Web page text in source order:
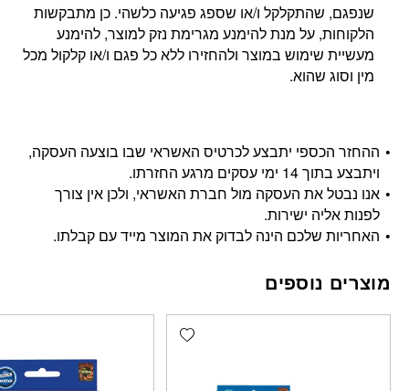
שנפגם, שהתקלקל ו/או שספג פגיעה כלשהי. כן מתבקשות
הלקוחות, על מנת להימנע מגרימת נזק למוצר, להימנע
מעשיית שימוש במוצר ולהחזירו ללא כל פגם ו/או קלקול מכל
מין וסוג שהוא.
ההחזר הכספי יתבצע לכרטיס האשראי שבו בוצעה העסקה,
ויתבצע בתוך 14 ימי עסקים מרגע החזרתו.
אנו נבטל את העסקה מול חברת האשראי, ולכן אין צורך
לפנות אליה ישירות.
האחריות שלכם הינה לבדוק את המוצר מייד עם קבלתו.
מוצרים נוספים
Add wishlist